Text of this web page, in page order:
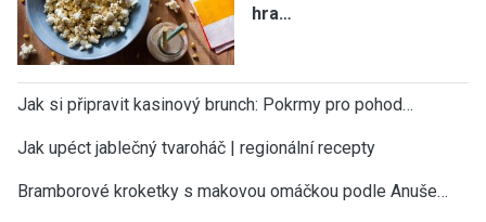
hra…
Jak si připravit kasinový brunch: Pokrmy pro pohod…
Jak upéct jablečný tvaroháč | regionální recepty
Bramborové kroketky s makovou omáčkou podle Anuše…